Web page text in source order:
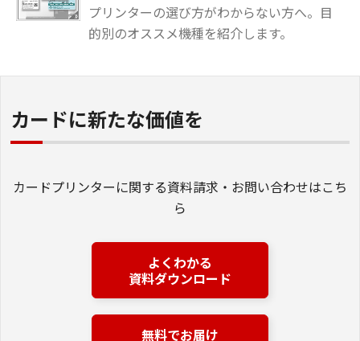
プリンターの選び方がわからない方へ。目
的別のオススメ機種を紹介します。
カードに新たな価値を
カードプリンターに関する資料請求・お問い合わせはこち
ら
よくわかる
資料ダウンロード
無料でお届け